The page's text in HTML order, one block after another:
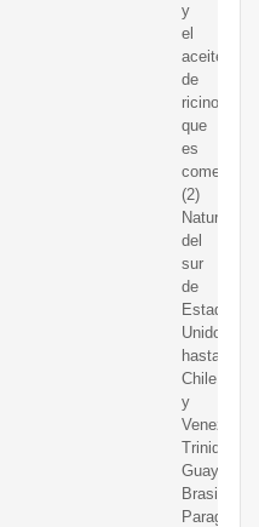
y
el
aceite
de
ricino,
que
es
(2)
del
sur
de
Estados
Unidos
hasta
Chile
y
Venezuela,
Trinidad,
Guayanas,
Brasil,
Paraguay,